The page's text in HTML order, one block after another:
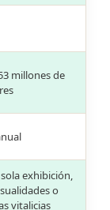
millones de
exhibición,
o
vitalicias